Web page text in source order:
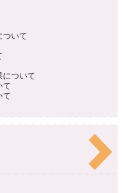
いて
ついて
て
て